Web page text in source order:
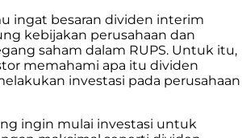
ingat besaran dividen interim
kebijakan perusahaan dan
saham dalam RUPS. Untuk itu,
memahami apa itu dividen
investasi pada perusahaan
ingin mulai investasi untuk